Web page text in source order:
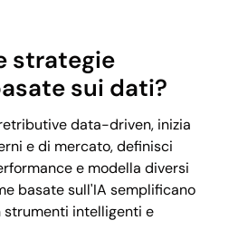
strategie
sui dati?
data-driven, inizia
e di mercato, definisci
e modella diversi
basate sull'IA semplificano
intelligenti e